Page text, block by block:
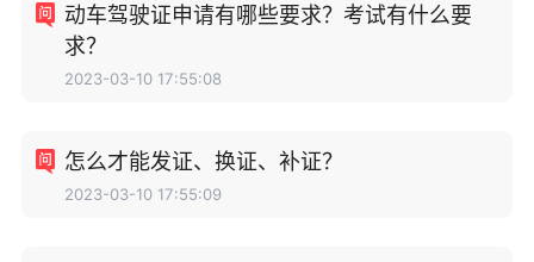
动车驾驶证申请有哪些要求？考试有什么要
求？
2023-03-10 17:55:08
怎么才能发证、换证、补证？
2023-03-10 17:55:09